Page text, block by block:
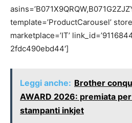
template=’ProductCarousel’
marketplace=’IT’
2fdc490ebd44′]
Leggi anche: Brother
AWARD 2026: premiata
stampanti inkjet